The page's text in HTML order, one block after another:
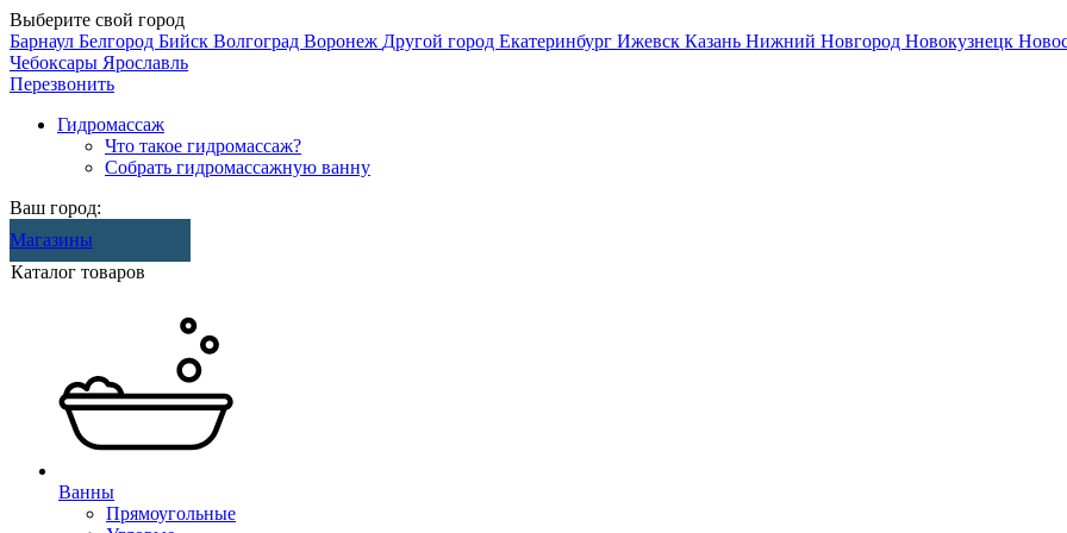
Выберите свой город
Барнаул Белгород Бийск Волгоград Воронеж Другой город Екатеринбург Ижевск Казань Нижний Новгород Новокузнецк
Чебоксары Ярославль
Перезвонить
Гидромассаж
Что такое гидромассаж?
Собрать гидромассажную ванну
Ваш город:
Магазины
Каталог товаров
Ванны
Прямоугольные